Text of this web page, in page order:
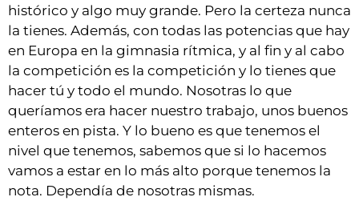
histórico y algo muy grande. Pero la certeza nunca
la tienes. Además, con todas las potencias que hay
en Europa en la gimnasia rítmica, y al fin y al cabo
la competición es la competición y lo tienes que
hacer tú y todo el mundo. Nosotras lo que
queríamos era hacer nuestro trabajo, unos buenos
enteros en pista. Y lo bueno es que tenemos el
nivel que tenemos, sabemos que si lo hacemos
vamos a estar en lo más alto porque tenemos la
nota. Dependía de nosotras mismas.